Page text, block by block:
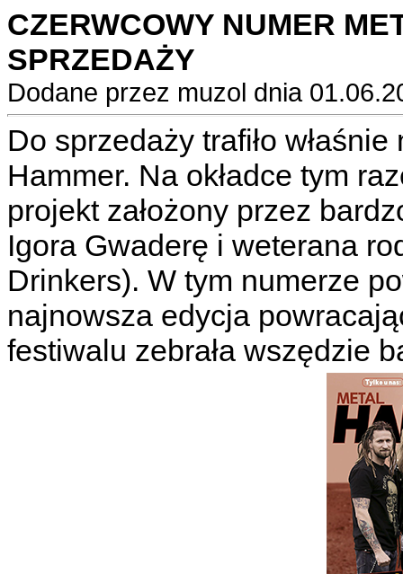
CZERWCOWY NUMER
SPRZEDAŻY
Dodane przez muzol dnia
Do sprzedaży trafiło
Hammer. Na okładce tym
projekt założony przez
Igora Gwaderę i weterana
Drinkers). W tym numerze
najnowsza edycja
festiwalu zebrała wszędzie